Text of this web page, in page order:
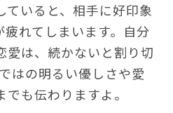
ていると、相手に好印象
れてしまいます。自分
愛は、続かないと割り切
はの明るい優しさや愛
も伝わりますよ。